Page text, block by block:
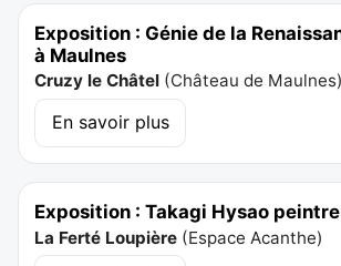
Exposition : Génie de la
à Maulnes
Cruzy le Châtel (Château de Maulnes)
En savoir plus
Exposition : Takagi Hysao peintre
La Ferté Loupière (Espace Acanthe)